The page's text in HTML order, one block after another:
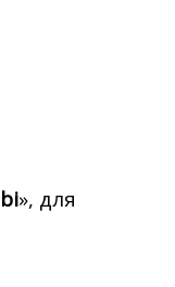
», для